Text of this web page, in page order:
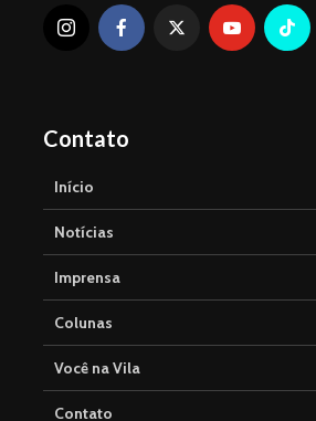
Contato
Início
Notícias
Imprensa
Colunas
Você na Vila
Contato